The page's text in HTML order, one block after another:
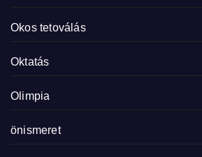
Okos tetoválás
Oktatás
Olimpia
önismeret